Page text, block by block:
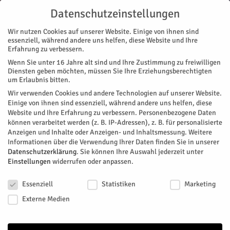
Start Magazin Rat & Recht Wer met de möpp lööf…
MAGAZIN RAT & RECHT
Wer met de möpp lööf…
…moss met de möpp verzäll maache. Aber bitte nicht zu viel
mit dem Möpp Verzäll machen und sich dabei allzu sehr
ablenken lassen…
Von Michael Lingnau- Mai 1, 2023 254
Facebook Twitter
Datenschutzeinstellungen
Wir nutzen Cookies auf unserer Website. Einige von ihnen sind
essenziell, während andere uns helfen, diese Website und Ihre
Erfahrung zu verbessern.
Wenn Sie unter 16 Jahre alt sind und Ihre Zustimmung zu freiwilligen
Diensten geben möchten, müssen Sie Ihre Erziehungsberechtigten
um Erlaubnis bitten.
Wir verwenden Cookies und andere Technologien auf unserer Website.
Einige von ihnen sind essenziell, während andere uns helfen, diese
Website und Ihre Erfahrung zu verbessern. Personenbezogene Daten
können verarbeitet werden (z. B. IP-Adressen), z. B. für personalisierte
Anzeigen und Inhalte oder Anzeigen- und Inhaltsmessung. Weitere
Informationen über die Verwendung Ihrer Daten finden Sie in unserer
Datenschutzerklärung. Sie können Ihre Auswahl jederzeit unter
Einstellungen widerrufen oder anpassen.
Essenziell
Statistiken
Marketing
Externe Medien